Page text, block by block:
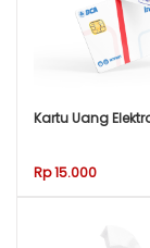
Kartu Uang
Rp 15.000